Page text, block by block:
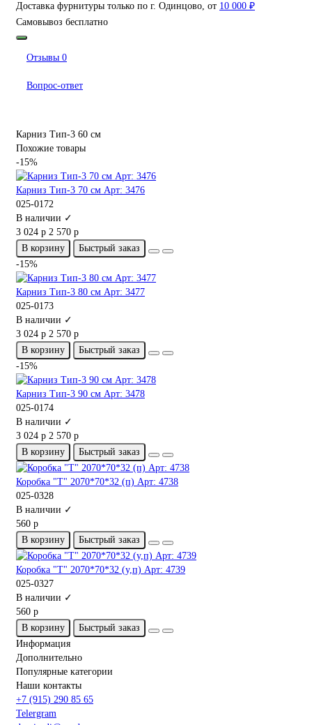
Доставка фурнитуры только по г. Одинцово, от 10 000 ₽
Самовывоз бесплатно
Отзывы 0
Вопрос-ответ
Карниз Тип-3 60 см
Похожие товары
-15%
Карниз Тип-3 70 см Арт: 3476
025-0172
В наличии ✓
3 024 р 2 570 р
В корзину
Быстрый заказ
-15%
Карниз Тип-3 80 см Арт: 3477
025-0173
В наличии ✓
3 024 р 2 570 р
В корзину
Быстрый заказ
-15%
Карниз Тип-3 90 см Арт: 3478
025-0174
В наличии ✓
3 024 р 2 570 р
В корзину
Быстрый заказ
Коробка "Т" 2070*70*32 (п) Арт: 4738
025-0328
В наличии ✓
560 р
В корзину
Быстрый заказ
Коробка "Т" 2070*70*32 (у,п) Арт: 4739
025-0327
В наличии ✓
560 р
В корзину
Быстрый заказ
Информация
Дополнительно
Популярные категории
Наши контакты
+7 (915) 290 85 65
Telergram